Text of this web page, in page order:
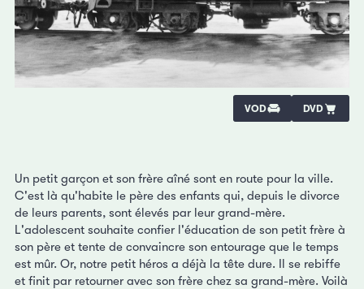
VOD DVD
Un petit garçon et son frère aîné sont en route pour la ville.
C'est là qu'habite le père des enfants qui, depuis le divorce
de leurs parents, sont élevés par leur grand-mère.
L'adolescent souhaite confier l'éducation de son petit frère à
son père et tente de convaincre son entourage que le temps
est mûr. Or, notre petit héros a déjà la tête dure. Il se rebiffe
et finit par retourner avec son frère chez sa grand-mère. Voilà